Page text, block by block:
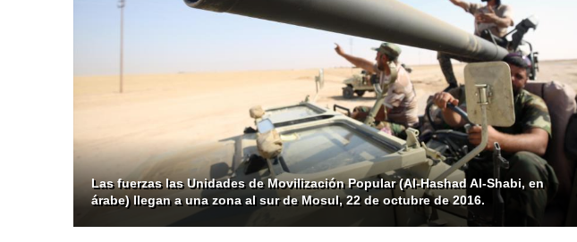
Las fuerzas las Unidades de Movilización Popular (Al-Hashad Al-Shabi, en
árabe) llegan a una zona al sur de Mosul, 22 de octubre de 2016.